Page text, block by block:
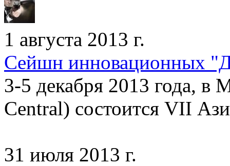
1 августа 2013 г.
Сейшн инновационных
3-5 декабря 2013 года, в
Central) состоится VII
31 июля 2013 г.